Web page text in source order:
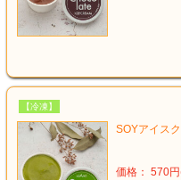
【冷凍】
SOYアイス
価格： 570